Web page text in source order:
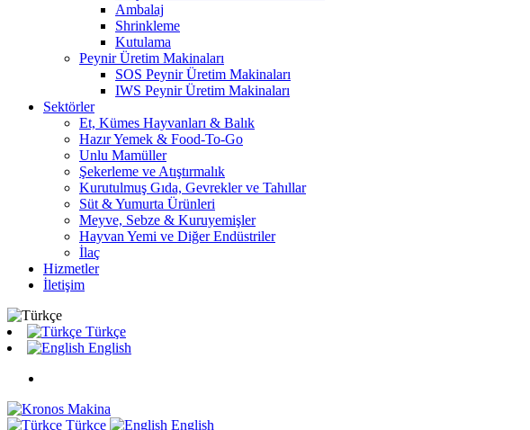
Ambalaj
Shrinkleme
Kutulama
Peynir Üretim Makinaları
SOS Peynir Üretim Makinaları
IWS Peynir Üretim Makinaları
Sektörler
Et, Kümes Hayvanları & Balık
Hazır Yemek & Food-To-Go
Unlu Mamüller
Şekerleme ve Atıştırmalık
Kurutulmuş Gıda, Gevrekler ve Tahıllar
Süt & Yumurta Ürünleri
Meyve, Sebze & Kuruyemişler
Hayvan Yemi ve Diğer Endüstriler
İlaç
Hizmetler
İletişim
Türkçe
English
Türkçe English